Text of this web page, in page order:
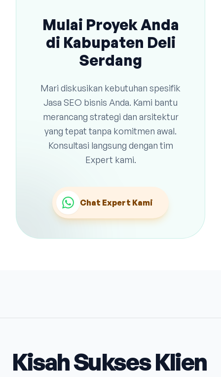
Mulai Proyek Anda
di Kabupaten Deli
Serdang
Mari diskusikan kebutuhan spesifik
Jasa SEO bisnis Anda. Kami bantu
merancang strategi dan arsitektur
yang tepat tanpa komitmen awal.
Konsultasi langsung dengan tim
Expert kami.
Chat Expert Kami
Kisah Sukses Klien